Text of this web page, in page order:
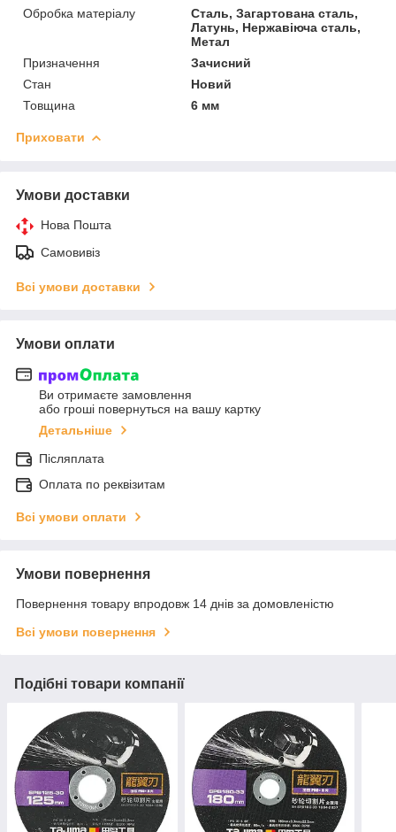
Обробка матеріалу
Сталь, Загартована сталь,
Латунь, Нержавіюча сталь,
Метал
Призначення
Зачисний
Стан
Новий
Товщина
6 мм
Приховати
Умови доставки
Нова Пошта
Самовивіз
Всі умови доставки
Умови оплати
Ви отримаєте замовлення
або гроші повернуться на вашу картку
Детальніше
Післяплата
Оплата по реквізитам
Всі умови оплати
Умови повернення
Повернення товару впродовж 14 днів за домовленістю
Всі умови повернення
Подібні товари компанії